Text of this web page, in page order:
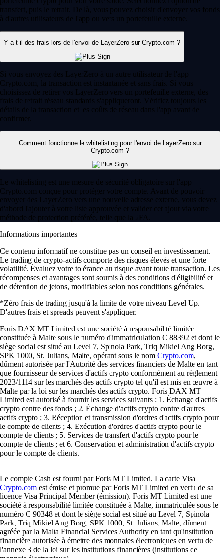
transfert, puis le retrait. De là, vous pouvez choisir d'envoyer vos fonds
à d'autres utilisateurs de l'app ou vers un portefeuille externe.
Y a-t-il des frais lors de l'envoi de LayerZero sur Crypto.com ?
Si vous envoyez des LayerZero à un autre utilisateur de l'app
Crypto.com, la transaction est instantanée et sans frais. Si vous
choisissez de retirer vos LayerZero vers un portefeuille externe, des
frais de retrait réseau standards s'appliqueront. Vérifiez toujours les
détails de la transaction et les coûts de réseau dans l'app avant de
confirmer.
Comment fonctionne le whitelisting pour l'envoi de LayerZero sur
Crypto.com ?
Le whitelisting est une mesure de sécurité obligatoire sur l'app
Crypto.com conçue pour protéger votre compte. Avant de pouvoir
envoyer des LayerZero vers une nouvelle adresse externe, vous devez
d'abord l'ajouter à votre liste approuvée et valider cet ajout via votre
méthode de protection préférée, telle que la 2FA.
Informations importantes
Ce contenu informatif ne constitue pas un conseil en investissement.
Le trading de crypto-actifs comporte des risques élevés et une forte
volatilité. Évaluez votre tolérance au risque avant toute transaction. Les
récompenses et avantages sont soumis à des conditions d'éligibilité et
de détention de jetons, modifiables selon nos conditions générales.
*Zéro frais de trading jusqu'à la limite de votre niveau Level Up.
D'autres frais et spreads peuvent s'appliquer.
Foris DAX MT Limited est une société à responsabilité limitée
constituée à Malte sous le numéro d'immatriculation C 88392 et dont le
siège social est situé au Level 7, Spinola Park, Triq Mikiel Ang Borg,
SPK 1000, St. Julians, Malte, opérant sous le nom Crypto.com,
dûment autorisée par l'Autorité des services financiers de Malte en tant
que fournisseur de services d'actifs crypto conformément au règlement
2023/1114 sur les marchés des actifs crypto tel qu'il est mis en œuvre à
Malte par la loi sur les marchés des actifs crypto. Foris DAX MT
Limited est autorisé à fournir les services suivants : 1. Échange d'actifs
crypto contre des fonds ; 2. Échange d'actifs crypto contre d'autres
actifs crypto ; 3. Réception et transmission d'ordres d'actifs crypto pour
le compte de clients ; 4. Exécution d'ordres d'actifs crypto pour le
compte de clients ; 5. Services de transfert d'actifs crypto pour le
compte de clients ; et 6. Conservation et administration d'actifs crypto
pour le compte de clients.
Le compte Cash est fourni par Foris MT Limited. La carte Visa
Crypto.com est émise et promue par Foris MT Limited en vertu de sa
licence Visa Principal Member (émission). Foris MT Limited est une
société à responsabilité limitée constituée à Malte, immatriculée sous le
numéro C 90348 et dont le siège social est situé au Level 7, Spinola
Park, Triq Mikiel Ang Borg, SPK 1000, St. Julians, Malte, dûment
agréée par la Malta Financial Services Authority en tant qu'institution
financière autorisée à émettre des monnaies électroniques en vertu de
l'annexe 3 de la loi sur les institutions financières (institutions de